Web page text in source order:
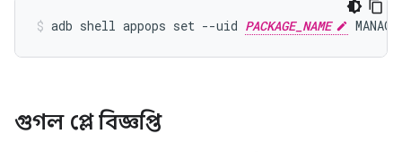
adb shell appops set --uid PACKAGE_NAME
গুগল প্লে বিজ্ঞপ্তি